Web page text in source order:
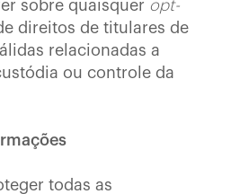
sobre quaisquer opt-
direitos de titulares de
relacionadas a
ou controle da
todas as